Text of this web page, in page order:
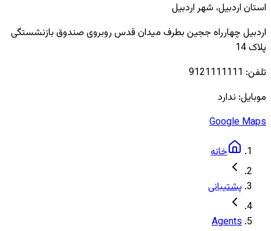
استان اردبیل، شهراردبیل
اردبیل چهارراه ججین بطرف میدان قدس روبروی صندوق بازنشستگی
پلاک 14
تلفن: 9121111111
موبایل: ندارد
Google Maps
خانه
پشتیبانی
Agents